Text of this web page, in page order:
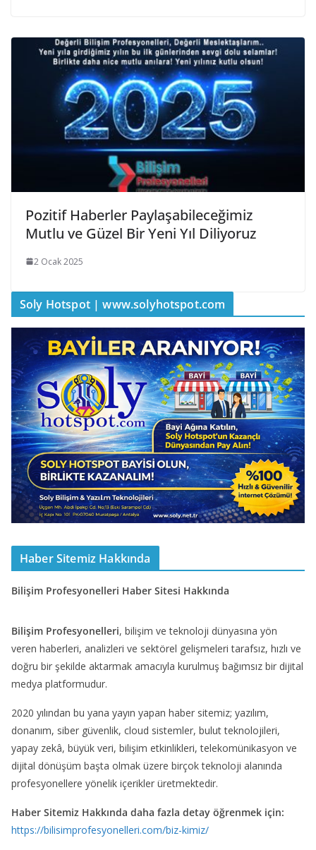
Pozitif Haberler Paylaşabileceğimiz
Mutlu ve Güzel Bir Yeni Yıl Diliyoruz
2 Ocak 2025
Soly Hotspot | www.solyhotspot.com
Haber Sitemiz Hakkında
Bilişim Profesyonelleri Haber Sitesi Hakkında
Bilişim Profesyonelleri, bilişim ve teknoloji dünyasına yön
veren haberleri, analizleri ve sektörel gelişmeleri tarafsız, hızlı ve
doğru bir şekilde aktarmak amacıyla kurulmuş bağımsız bir dijital
medya platformudur.
2020 yılından bu yana yayın yapan haber sitemiz; yazılım,
donanım, siber güvenlik, cloud sistemler, bulut teknolojileri,
yapay zekâ, büyük veri, bilişim etkinlikleri, telekomünikasyon ve
dijital dönüşüm başta olmak üzere birçok teknoloji alanında
profesyonellere yönelik içerikler üretmektedir.
Haber Sitemiz Hakkında daha fazla detay öğrenmek için:
https://bilisimprofesyonelleri.com/biz-kimiz/